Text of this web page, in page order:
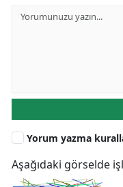
Yorum yazma
Aşağıdaki görselde